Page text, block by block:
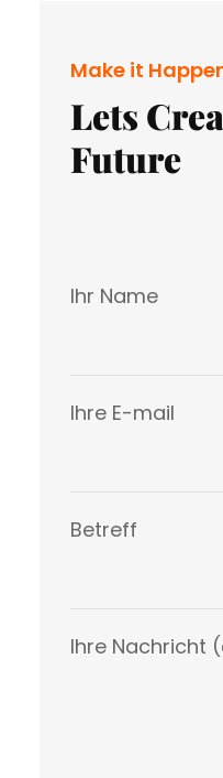
Make it
Lets
Future
Ihr Name
Ihre E-mail
Betreff
Ihre Nachricht